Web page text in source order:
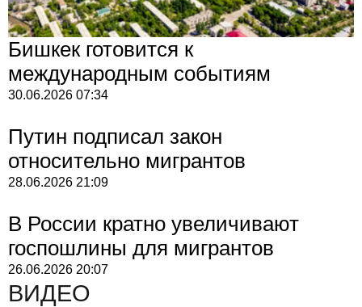
Бишкек готовится к
международным событиям
30.06.2026 07:34
Путин подписал закон
относительно мигрантов
28.06.2026 21:09
В России кратно увеличивают
госпошлины для мигрантов
26.06.2026 20:07
ВИДЕО